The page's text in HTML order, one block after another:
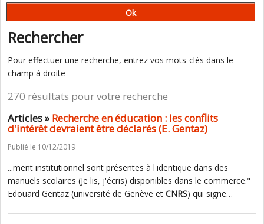
Rechercher
Pour effectuer une recherche, entrez vos mots-clés dans le
champ à droite
270 résultats pour votre recherche
Articles »Recherche en éducation : les conflits
d'intérêt devraient être déclarés (E. Gentaz)
Publié le 10/12/2019
...ment institutionnel sont présentes à l'identique dans des
manuels scolaires (Je lis, j'écris) disponibles dans le commerce."
Edouard Gentaz (université de Genève et CNRS) qui signe…